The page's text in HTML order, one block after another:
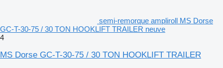
semi-remorque ampliroll MS Dorse
GC-T-30-75 / 30 TON HOOKLIFT TRAILER neuve
4
MS Dorse GC-T-30-75 / 30 TON HOOKLIFT TRAILER